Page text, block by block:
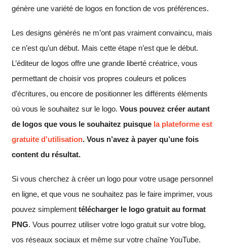
génère une variété de logos en fonction de vos préférences.
Les designs générés ne m’ont pas vraiment convaincu, mais
ce n’est qu’un début. Mais cette étape n’est que le début.
L’éditeur de logos offre une grande liberté créatrice, vous
permettant de choisir vos propres couleurs et polices
d’écritures, ou encore de positionner les différents éléments
où vous le souhaitez sur le logo. Vous pouvez créer autant
de logos que vous le souhaitez puisque la plateforme est
gratuite d’utilisation. Vous n’avez à payer qu’une fois
content du résultat.
Si vous cherchez à créer un logo pour votre usage personnel
en ligne, et que vous ne souhaitez pas le faire imprimer, vous
pouvez simplement télécharger le logo gratuit au format
PNG. Vous pourrez utiliser votre logo gratuit sur votre blog,
vos réseaux sociaux et même sur votre chaîne YouTube.